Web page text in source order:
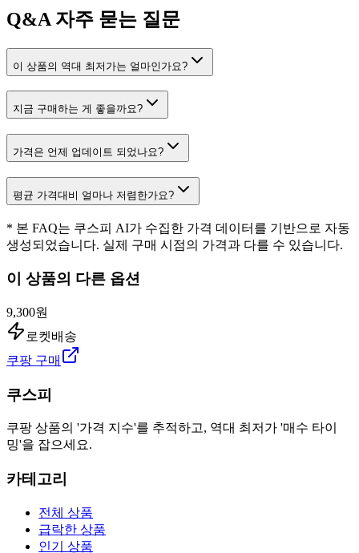
Q&A 자주 묻는 질문
이 상품의 역대 최저가는 얼마인가요?
지금 구매하는 게 좋을까요?
가격은 언제 업데이트 되었나요?
평균 가격대비 얼마나 저렴한가요?
* 본 FAQ는 쿠스피 AI가 수집한 가격 데이터를 기반으로 자동
생성되었습니다. 실제 구매 시점의 가격과 다를 수 있습니다.
이 상품의 다른 옵션
9,300원
로켓배송
쿠팡 구매
쿠스피
쿠팡 상품의 '가격 지수'를 추적하고, 역대 최저가 '매수 타이
밍'을 잡으세요.
카테고리
전체 상품
급락한 상품
인기 상품